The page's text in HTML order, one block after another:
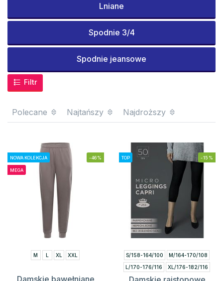
Lniane
Spodnie 3/4
Spodnie jeansowe
Filtr
Polecane Najtańszy Najdroższy
NOWA KOLEKCJA
MEGA
-46%
M L XL XXL
Damskie bawełniane
TOP -15%
S/158-164/100
M/164-170/108
L/170-176/116
XL/176-182/116
XXL/170-176/124